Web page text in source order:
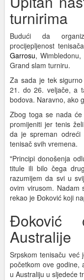
turnirima
Budući da
procijepljenost
Garrosu,
Grand slam turniru.
Za sada je tek
21. do 26. veljače, a
bodova. Naravno, ako
Zbog toga se nada
promijeniti jer tenis
da je spreman odreći
tenisač svih vremena.
"Principi donošenja
titule ili bilo čega
razumijem da svi u
ovim virusom. Nadam
rekao je Đoković koji
Đoković
Australije
Srpskom tenisaču već
početkom ove godine,
u Australiju u sljedeće